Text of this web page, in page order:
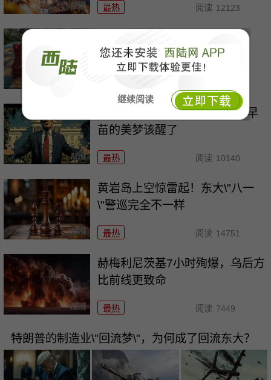
继续阅读
最热 阅读 12123
话，军队不买账
特朗普突然关闭领事馆，高市早
苗的美梦该醒了
最热 阅读 10140
黄岩岛上空惊雷起！东大\"八一
\"警巡完全不一样
最热 阅读 14751
赫梅利尼茨基7小时殉爆，乌后方
比前线更致命
最热 阅读 7449
特朗普的制造业\"回流梦\"，为何成了回流东大？